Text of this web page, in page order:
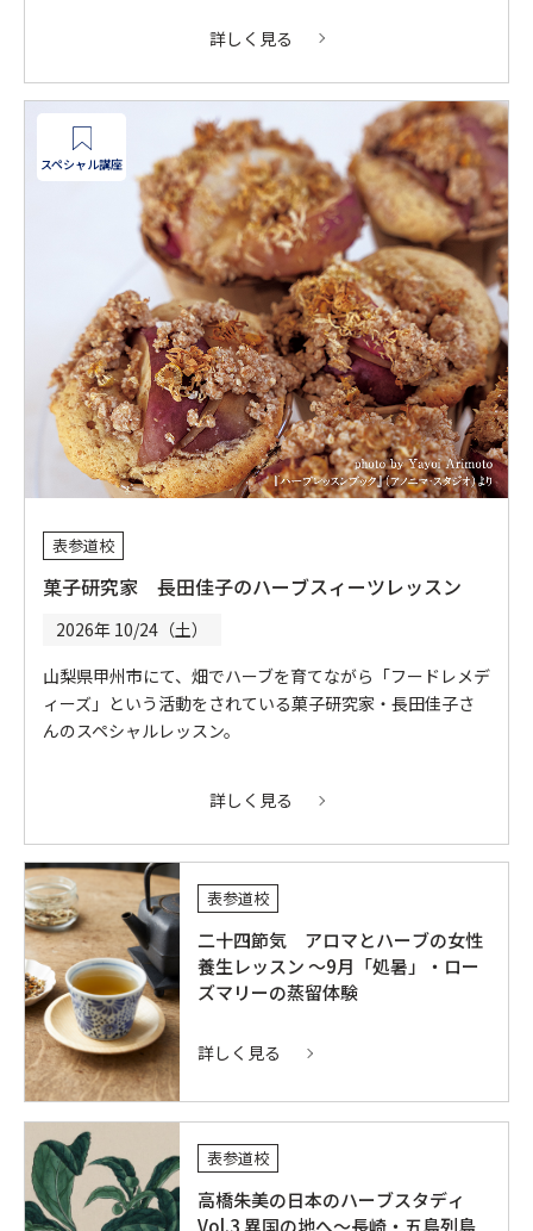
詳しく見る
スペシャル講座
表参道校
菓子研究家 長田佳子のハーブスィーツレッスン
2026年 10/24（土）
山梨県甲州市にて、畑でハーブを育てながら「フードレメデ
ィーズ」という活動をされている菓子研究家・長田佳子さ
んのスペシャルレッスン。
詳しく見る
表参道校
二十四節気 アロマとハーブの女性
養生レッスン ～9月「処暑」・ロー
ズマリーの蒸留体験
詳しく見る
表参道校
高橋朱美の日本のハーブスタディ
Vol.3 異国の地へ～長崎・五島列島